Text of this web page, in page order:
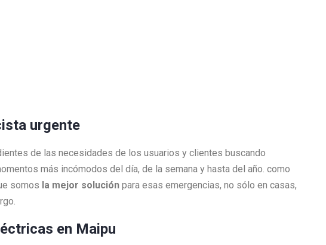
urgente
de las necesidades de los usuarios y clientes buscando
más incómodos del día, de la semana y hasta del año. como
somos la mejor solución para esas emergencias, no sólo en casas,
en Maipu